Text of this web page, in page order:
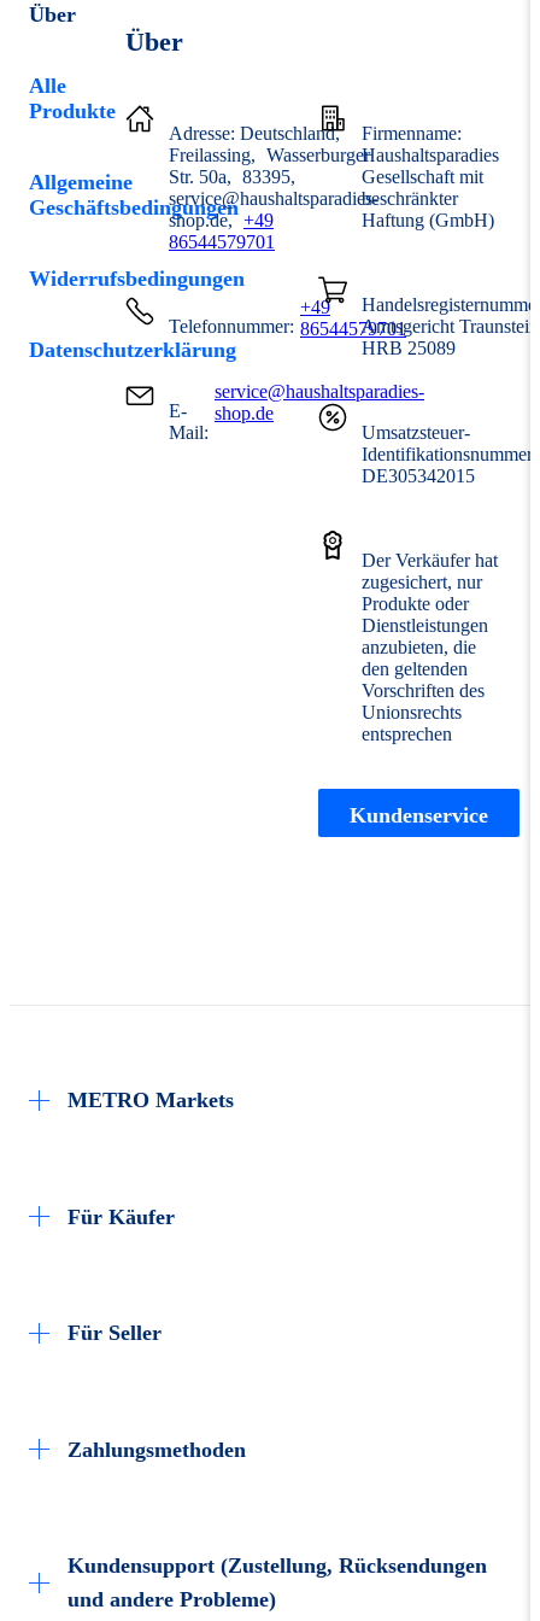
Über
Alle
Produkte
Allgemeine
Geschäftsbedingungen
Widerrufsbedingungen
Datenschutzerklärung
Über
Adresse: Deutschland
Freilassing
Wasserburger
Str. 50a
83395
service@haushaltsparadies-
shop.de
+49
86544579701
Telefonnummer:
+49
86544579701
E-
Mail:
service@haushaltsparadies-
shop.de
Firmenname:
Haushaltsparadies
Gesellschaft mit
beschränkter
Haftung (GmbH)
Amtsgericht Traunstein
HRB 25089
Umsatzsteuer-
Identifikationsnummer
DE305342015
Der Verkäufer hat
zugesichert, nur
Produkte oder
Dienstleistungen
anzubieten, die
den geltenden
Vorschriften des
Unionsrechts
entsprechen
Kundenservice
METRO Markets
Für Käufer
Aktuelle METRO Angebote
Für Seller
Zahlungsmethoden
Kundensupport (Zustellung, Rücksendungen
und andere Probleme)